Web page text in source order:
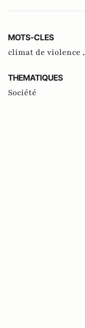
MOTS-CLES
climat de violence ,
THEMATIQUES
Société